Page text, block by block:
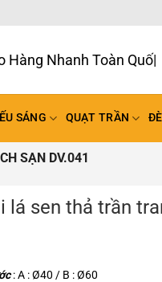
Hàng Nhanh Toàn Quốc
SÁNG QUẠT TRẦN
SẠN DV.041
lá sen thả trần
: A : Ø40 / B : Ø60